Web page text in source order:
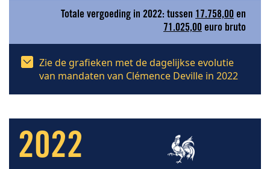
Totale vergoeding in 2022: tussen 17.758,00 en
71.025,00 euro bruto
Zie de grafieken met de dagelijkse evolutie
van mandaten van Clémence Deville in 2022
2022